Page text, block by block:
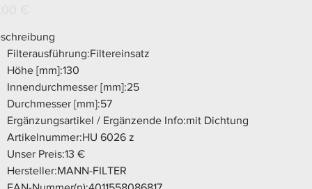
Filterausführung:Filtereinsatz
Höhe [mm]:130
Innendurchmesser [mm]:25
Durchmesser [mm]:57
Ergänzungsartikel / Ergänzende Info:mit Dichtung
Artikelnummer:HU 6026 z
Unser Preis:13 €
Hersteller:MANN-FILTER